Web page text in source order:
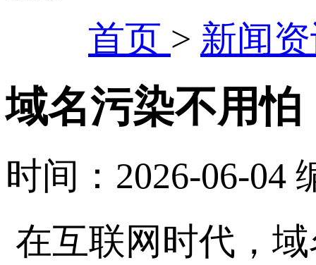
首页 > 新闻
域名污染不用怕
时间：2026-06-04
在互联网时代，